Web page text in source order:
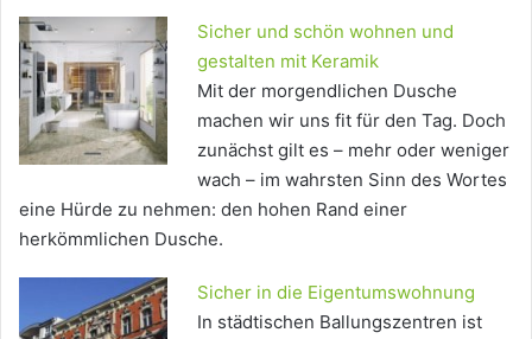
Sicher und schön wohnen und
gestalten mit Keramik
Mit der morgendlichen Dusche
machen wir uns fit für den Tag. Doch
zunächst gilt es – mehr oder weniger
wach – im wahrsten Sinn des Wortes
eine Hürde zu nehmen: den hohen Rand einer
herkömmlichen Dusche.
Sicher in die Eigentumswohnung
In städtischen Ballungszentren ist